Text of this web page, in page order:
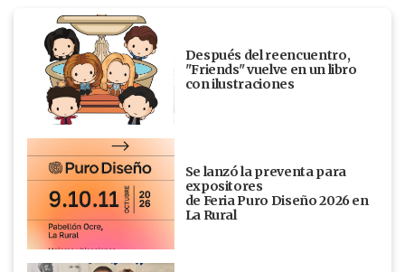
Después del reencuentro,
"Friends" vuelve en un libro
con ilustraciones
Se lanzó la preventa para
expositores
de Feria Puro Diseño 2026 en
La Rural